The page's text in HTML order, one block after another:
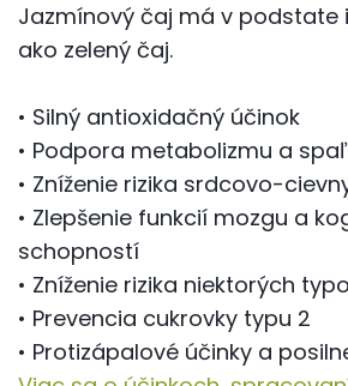
Jazmínový čaj má v podstate
ako zelený čaj.
• Silný antioxidačný účinok
• Podpora metabolizmu a
• Zníženie rizika srdcovo-
• Zlepšenie funkcií mozgu a
schopností
• Zníženie rizika niektorých
• Prevencia cukrovky typu 2
• Protizápalové účinky a